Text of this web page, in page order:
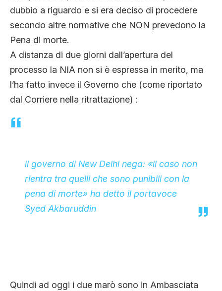
dubbio a riguardo e si era deciso di procedere
secondo altre normative che NON prevedono la
Pena di morte.
A distanza di due giorni dall’apertura del
processo la NIA non si è espressa in merito, ma
l’ha fatto invece il Governo che (come riportato
dal Corriere nella ritrattazione) :
il governo di New Delhi nega: «il caso non
rientra tra quelli che sono punibili con la
pena di morte» ha detto il portavoce
Syed Akbaruddin
Quindi ad oggi i due marò sono in Ambasciata